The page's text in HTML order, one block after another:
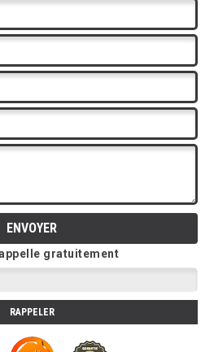
gratuitement